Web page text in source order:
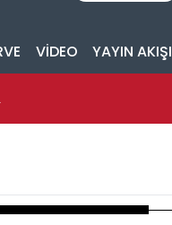
VİDEO YAYIN AKIŞI